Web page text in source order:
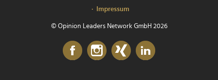
Impressum
© Opinion Leaders Network GmbH 2026